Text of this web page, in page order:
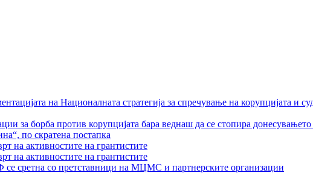
на Националната стратегија за спречување на корупцијата и
за борба против корупцијата бара веднаш да се стопира
по скратена постапка
на активностите на грантистите
на активностите на грантистите
се сретна со претставници на МЦМС и партнерските организации